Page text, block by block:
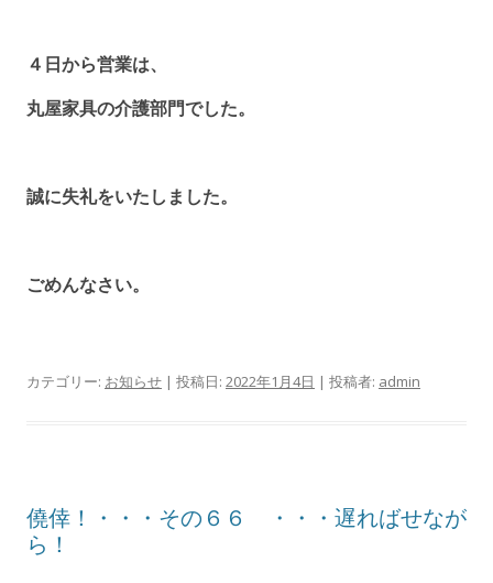
４日から営業は、
丸屋家具の介護部門でした。
誠に失礼をいたしました。
ごめんなさい。
カテゴリー: お知らせ | 投稿日: 2022年1月4日 | 投稿者: admin
僥倖！・・・その６６ ・・・遅ればせなが
ら！